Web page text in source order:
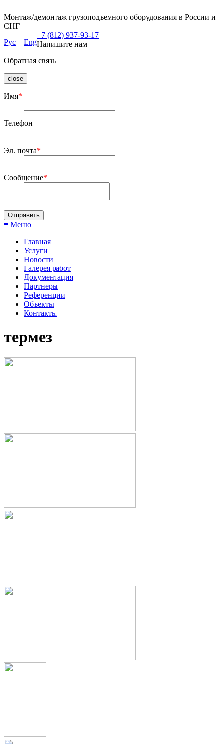
Монтаж/демонтаж грузоподъемного оборудования в России и
СНГ
Рус
Eng
+7 (812) 937-93-17
Напишите нам
Обратная связь
close
Имя*
Телефон
Эл. почта*
Сообщение*
≡ Меню
Главная
Услуги
Новости
Галерея работ
Документация
Партнеры
Референции
Объекты
Контакты
термез